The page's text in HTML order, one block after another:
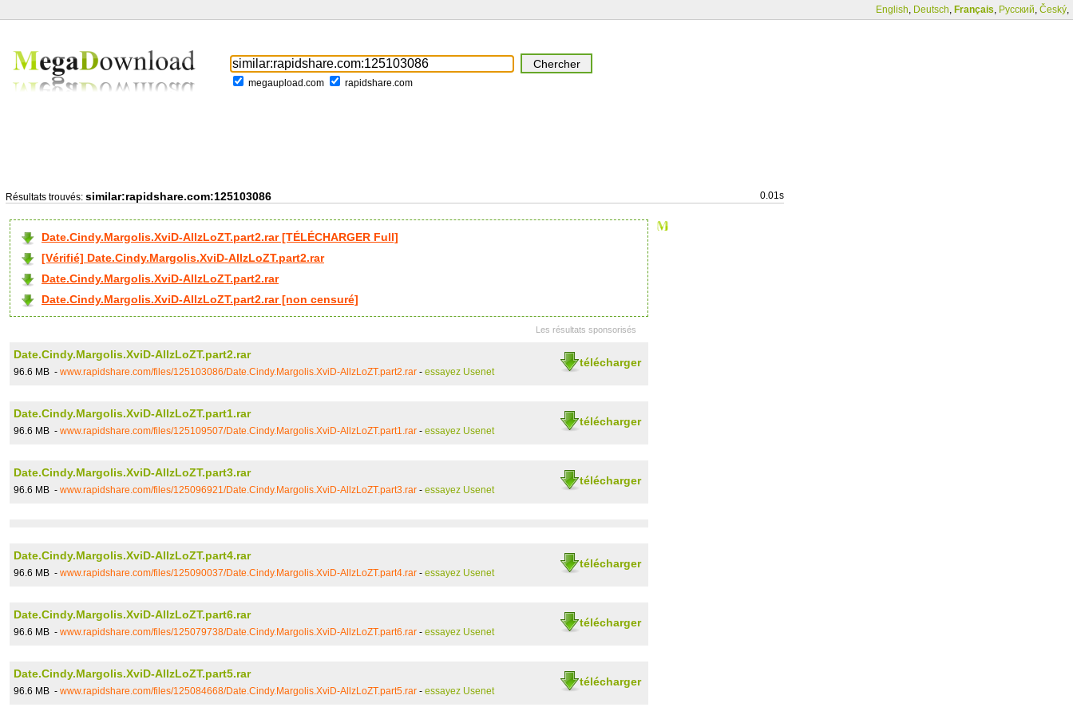
English, Deutsch, Français, Русский, Český,
megaupload.com rapidshare.com
Résultats trouvés: similar:rapidshare.com:125103086 0.01s
Date.Cindy.Margolis.XviD-AllzLoZT.part2.rar [TÉLÉCHARGER Full]
[Vérifié] Date.Cindy.Margolis.XviD-AllzLoZT.part2.rar
Date.Cindy.Margolis.XviD-AllzLoZT.part2.rar
Date.Cindy.Margolis.XviD-AllzLoZT.part2.rar [non censuré]
Les résultats sponsorisés
télécharger
Date.Cindy.Margolis.XviD-AllzLoZT.part2.rar
96.6 MB - www.rapidshare.com/files/125103086/Date.Cindy.Margolis.XviD-AllzLoZT.part2.rar - essayez Usenet
télécharger
Date.Cindy.Margolis.XviD-AllzLoZT.part1.rar
96.6 MB - www.rapidshare.com/files/125109507/Date.Cindy.Margolis.XviD-AllzLoZT.part1.rar - essayez Usenet
télécharger
Date.Cindy.Margolis.XviD-AllzLoZT.part3.rar
96.6 MB - www.rapidshare.com/files/125096921/Date.Cindy.Margolis.XviD-AllzLoZT.part3.rar - essayez Usenet
télécharger
Date.Cindy.Margolis.XviD-AllzLoZT.part4.rar
96.6 MB - www.rapidshare.com/files/125090037/Date.Cindy.Margolis.XviD-AllzLoZT.part4.rar - essayez Usenet
télécharger
Date.Cindy.Margolis.XviD-AllzLoZT.part6.rar
96.6 MB - www.rapidshare.com/files/125079738/Date.Cindy.Margolis.XviD-AllzLoZT.part6.rar - essayez Usenet
télécharger
Date.Cindy.Margolis.XviD-AllzLoZT.part5.rar
96.6 MB - www.rapidshare.com/files/125084668/Date.Cindy.Margolis.XviD-AllzLoZT.part5.rar - essayez Usenet